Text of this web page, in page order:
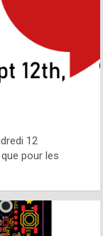
12
pour les